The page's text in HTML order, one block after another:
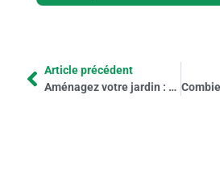
Article précédent
Aménagez votre jardin : comment bénéficier du crédit d’impôt et de la déduction fiscale pour mes travaux de paysagisme ?